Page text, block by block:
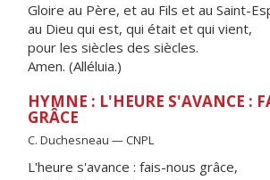
Gloire au Père, et au Fils et au Saint-
au Dieu qui est, qui était et qui vient,
pour les siècles des siècles.
Amen. (Alléluia.)
HYMNE : L'HEURE S'AVANCE :
GRÂCE
C. Duchesneau — CNPL
L'heure s'avance : fais-nous grâce,